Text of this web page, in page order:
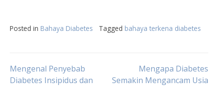
Posted in Bahaya Diabetes Tagged bahaya terkena diabetes
Post
Mengenal Penyebab
Diabetes Insipidus dan
Mengapa Diabetes
Semakin Mengancam Usia